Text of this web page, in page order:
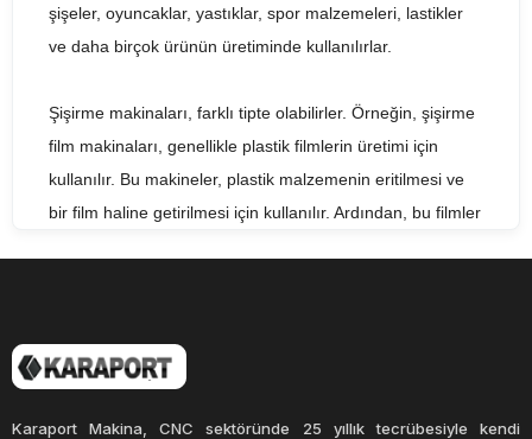
şişeler, oyuncaklar, yastıklar, spor malzemeleri, lastikler
ve daha birçok ürünün üretiminde kullanılırlar.
Şişirme makinaları, farklı tipte olabilirler. Örneğin, şişirme
film makinaları, genellikle plastik filmlerin üretimi için
kullanılır. Bu makineler, plastik malzemenin eritilmesi ve
bir film haline getirilmesi için kullanılır. Ardından, bu filmler
Şişirme şişe makinaları, genellikle
için kullanılır. Bu makineler, PET malzemenin eritilmesi ve
Karaport Makina, CNC sektöründe 25 yıllık tecrübesiyle kendi